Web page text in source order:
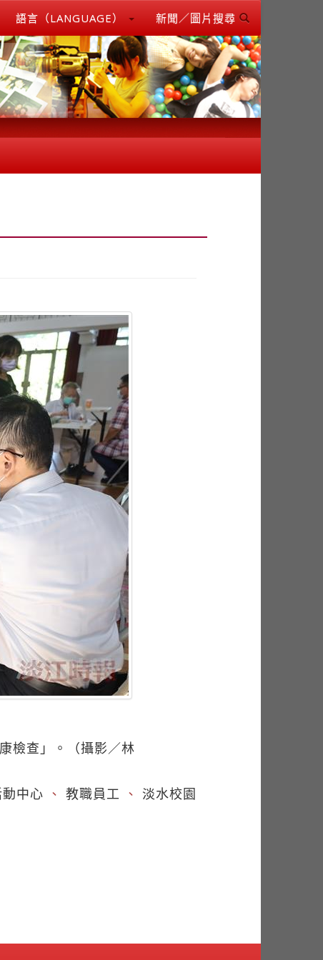
語言（LANGUAGE） 新聞／圖片搜尋
檢查」。（攝影／林
動中心 、 教職員工 、 淡水校園